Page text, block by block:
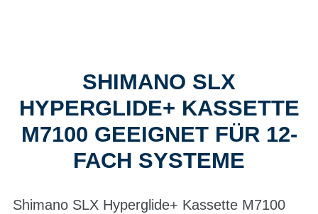
SHIMANO SLX
HYPERGLIDE+ KASSETTE
M7100 GEEIGNET FÜR 12-
FACH SYSTEME
Shimano SLX Hyperglide+ Kassette M7100